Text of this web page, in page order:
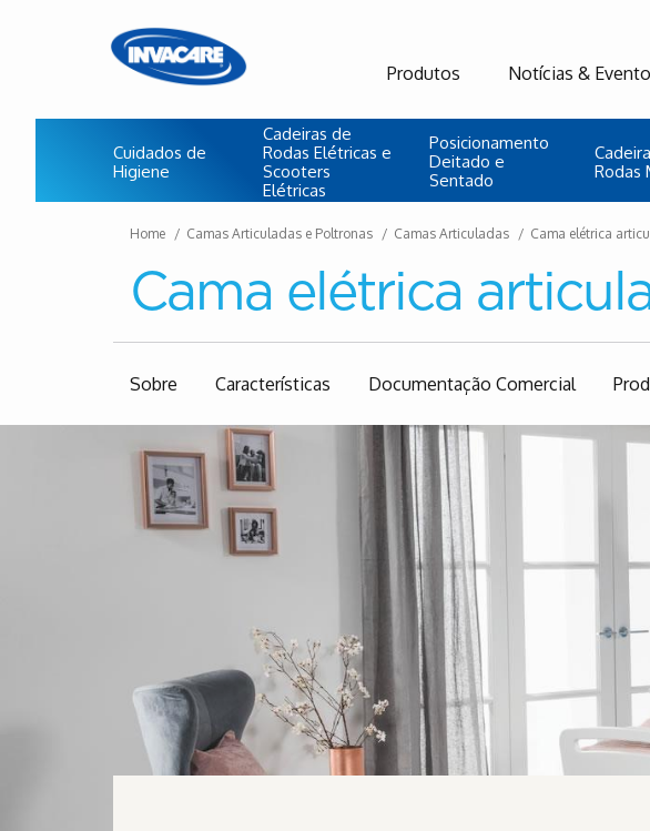
Produtos
Cuidados de
Higiene
Cadeiras de
Rodas Elétricas e
Scooters
Elétricas
Posicionamento
Deitado e
Sentado
Rodas
Notícias &
Home Camas Articuladas e Poltronas Camas Articuladas Cama elétrica
Cama elétrica
Sobre Características Documentação Comercial